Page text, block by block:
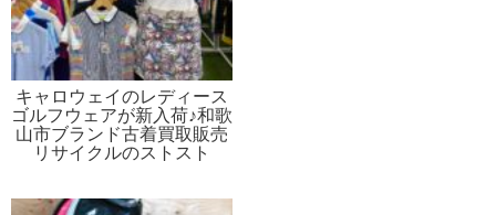
キャロウェイのレディース
ゴルフウェアが新入荷♪和歌
山市ブランド古着買取販売
リサイクルのストスト